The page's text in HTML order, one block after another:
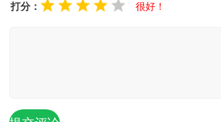
打分： 很好！